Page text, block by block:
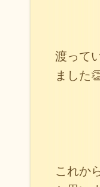
渡って
ました
これか